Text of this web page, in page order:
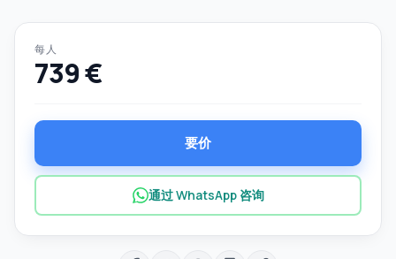
每人
739 €
要价
通过 WhatsApp 咨询